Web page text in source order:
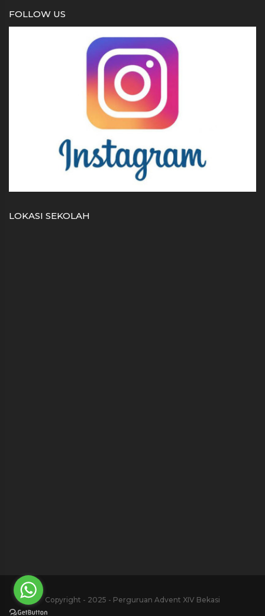
FOLLOW US
LOKASI SEKOLAH
Copyright - 2025 - Perguruan Advent XIV Bekasi